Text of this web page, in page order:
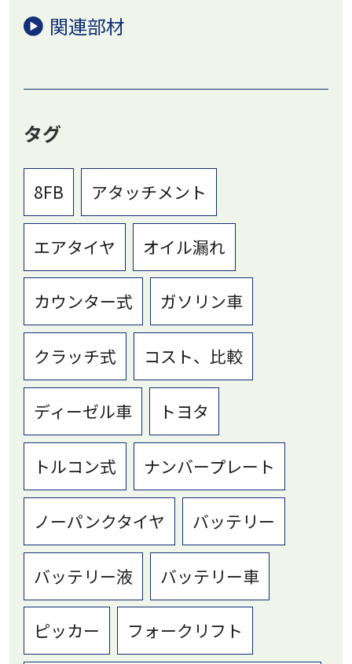
関連部材
タグ
8FB アタッチメント
エアタイヤ オイル漏れ
カウンター式 ガソリン車
クラッチ式 コスト、比較
ディーゼル車 トヨタ
トルコン式 ナンバープレート
ノーパンクタイヤ バッテリー
バッテリー液 バッテリー車
ピッカー フォークリフト